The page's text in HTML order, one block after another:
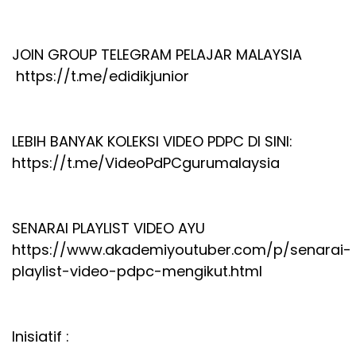
JOIN GROUP TELEGRAM PELAJAR MALAYSIA
https://t.me/edidikjunior
LEBIH BANYAK KOLEKSI VIDEO PDPC DI SINI:
https://t.me/VideoPdPCgurumalaysia
SENARAI PLAYLIST VIDEO AYU
https://www.akademiyoutuber.com/p/senarai-
playlist-video-pdpc-mengikut.html
Inisiatif :